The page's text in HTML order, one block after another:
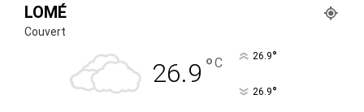
LOMÉ
Couvert
26.9 °C 26.9°
26.9°